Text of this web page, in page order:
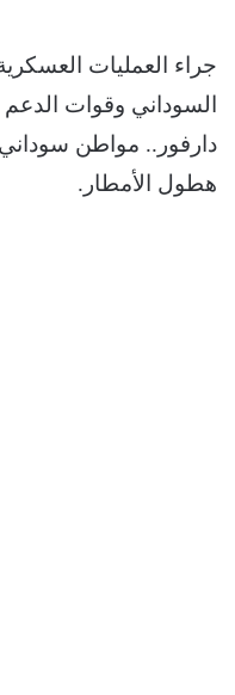
جراء العمليات
السوداني وقوات
دارفور.. مواطن
هطول الأمطار.